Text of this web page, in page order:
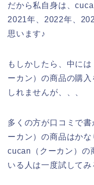
だから私自身は、
2021年、2022年、
思います♪
もしかしたら、中に
ーカン）の商品の購
しれませんが、、、
多くの方が口コミで
ーカン）の商品はかな
cucan（クーカン）の
いる人は一度試して